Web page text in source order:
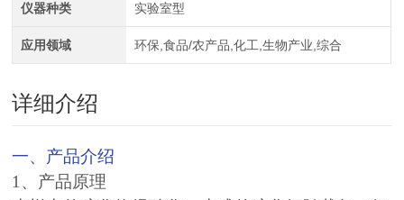
仪器种类 实验室型
应用领域 环保,食品/农产品,化工,生物产业,综合
详细介绍
一、产品介绍
1、产品原理